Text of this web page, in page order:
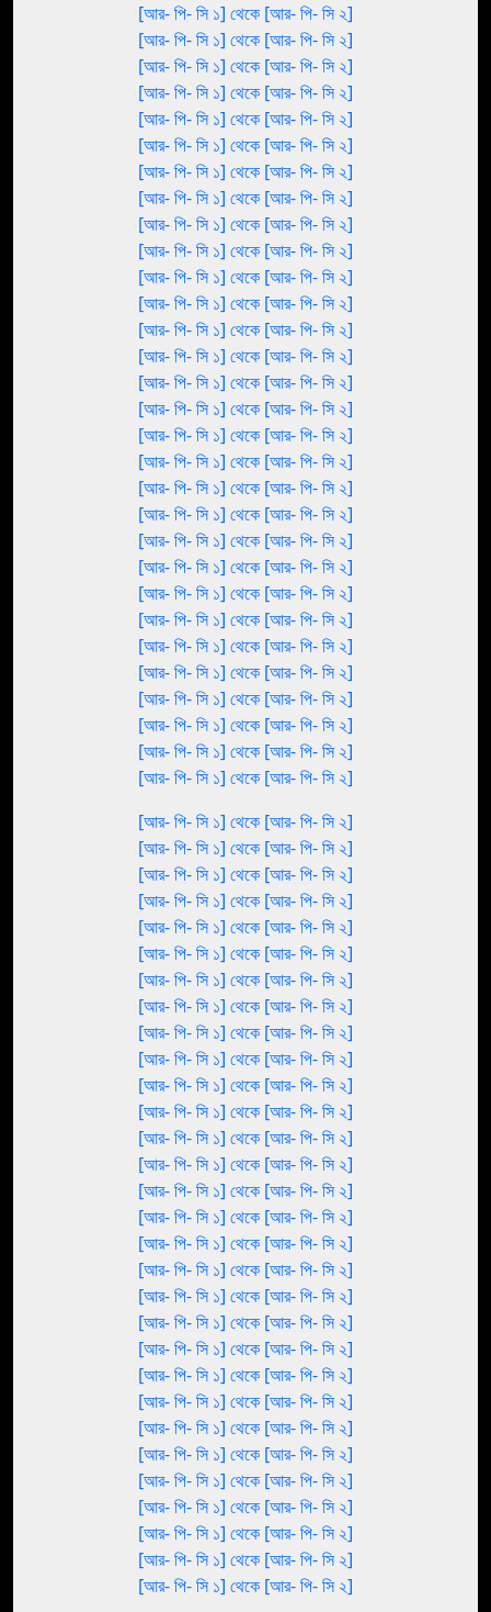
[আর- পি- সি ১] থেকে [আর- পি- সি ২]
[আর- পি- সি ১] থেকে [আর- পি- সি ২]
[আর- পি- সি ১] থেকে [আর- পি- সি ২]
[আর- পি- সি ১] থেকে [আর- পি- সি ২]
[আর- পি- সি ১] থেকে [আর- পি- সি ২]
[আর- পি- সি ১] থেকে [আর- পি- সি ২]
[আর- পি- সি ১] থেকে [আর- পি- সি ২]
[আর- পি- সি ১] থেকে [আর- পি- সি ২]
[আর- পি- সি ১] থেকে [আর- পি- সি ২]
[আর- পি- সি ১] থেকে [আর- পি- সি ২]
[আর- পি- সি ১] থেকে [আর- পি- সি ২]
[আর- পি- সি ১] থেকে [আর- পি- সি ২]
[আর- পি- সি ১] থেকে [আর- পি- সি ২]
[আর- পি- সি ১] থেকে [আর- পি- সি ২]
[আর- পি- সি ১] থেকে [আর- পি- সি ২]
[আর- পি- সি ১] থেকে [আর- পি- সি ২]
[আর- পি- সি ১] থেকে [আর- পি- সি ২]
[আর- পি- সি ১] থেকে [আর- পি- সি ২]
[আর- পি- সি ১] থেকে [আর- পি- সি ২]
[আর- পি- সি ১] থেকে [আর- পি- সি ২]
[আর- পি- সি ১] থেকে [আর- পি- সি ২]
[আর- পি- সি ১] থেকে [আর- পি- সি ২]
[আর- পি- সি ১] থেকে [আর- পি- সি ২]
[আর- পি- সি ১] থেকে [আর- পি- সি ২]
[আর- পি- সি ১] থেকে [আর- পি- সি ২]
[আর- পি- সি ১] থেকে [আর- পি- সি ২]
[আর- পি- সি ১] থেকে [আর- পি- সি ২]
[আর- পি- সি ১] থেকে [আর- পি- সি ২]
[আর- পি- সি ১] থেকে [আর- পি- সি ২]
[আর- পি- সি ১] থেকে [আর- পি- সি ২]
[আর- পি- সি ১] থেকে [আর- পি- সি ২]
[আর- পি- সি ১] থেকে [আর- পি- সি ২]
[আর- পি- সি ১] থেকে [আর- পি- সি ২]
[আর- পি- সি ১] থেকে [আর- পি- সি ২]
[আর- পি- সি ১] থেকে [আর- পি- সি ২]
[আর- পি- সি ১] থেকে [আর- পি- সি ২]
[আর- পি- সি ১] থেকে [আর- পি- সি ২]
[আর- পি- সি ১] থেকে [আর- পি- সি ২]
[আর- পি- সি ১] থেকে [আর- পি- সি ২]
[আর- পি- সি ১] থেকে [আর- পি- সি ২]
[আর- পি- সি ১] থেকে [আর- পি- সি ২]
[আর- পি- সি ১] থেকে [আর- পি- সি ২]
[আর- পি- সি ১] থেকে [আর- পি- সি ২]
[আর- পি- সি ১] থেকে [আর- পি- সি ২]
[আর- পি- সি ১] থেকে [আর- পি- সি ২]
[আর- পি- সি ১] থেকে [আর- পি- সি ২]
[আর- পি- সি ১] থেকে [আর- পি- সি ২]
[আর- পি- সি ১] থেকে [আর- পি- সি ২]
[আর- পি- সি ১] থেকে [আর- পি- সি ২]
[আর- পি- সি ১] থেকে [আর- পি- সি ২]
[আর- পি- সি ১] থেকে [আর- পি- সি ২]
[আর- পি- সি ১] থেকে [আর- পি- সি ২]
[আর- পি- সি ১] থেকে [আর- পি- সি ২]
[আর- পি- সি ১] থেকে [আর- পি- সি ২]
[আর- পি- সি ১] থেকে [আর- পি- সি ২]
[আর- পি- সি ১] থেকে [আর- পি- সি ২]
[আর- পি- সি ১] থেকে [আর- পি- সি ২]
[আর- পি- সি ১] থেকে [আর- পি- সি ২]
[আর- পি- সি ১] থেকে [আর- পি- সি ২]
[আর- পি- সি ১] থেকে [আর- পি- সি ২]